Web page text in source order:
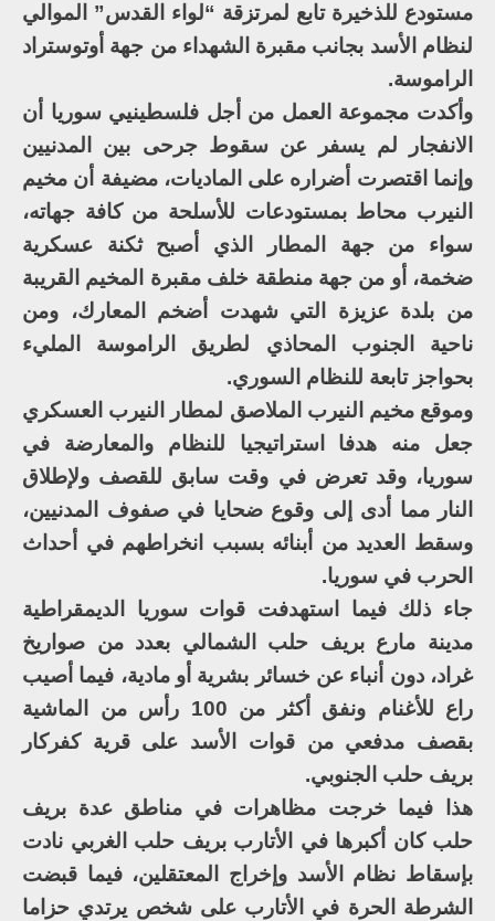
مستودع للذخيرة تابع لمرتزقة “لواء القدس” الموالي
لنظام الأسد بجانب مقبرة الشهداء من جهة أوتوستراد
الراموسة.
وأكدت مجموعة العمل من أجل فلسطينيي سوريا أن
الانفجار لم يسفر عن سقوط جرحى بين المدنيين
وإنما اقتصرت أضراره على الماديات، مضيفة أن مخيم
النيرب محاط بمستودعات للأسلحة من كافة جهاته،
سواء من جهة المطار الذي أصبح ثكنة عسكرية
ضخمة، أو من جهة منطقة خلف مقبرة المخيم القريبة
من بلدة عزيزة التي شهدت أضخم المعارك، ومن
ناحية الجنوب المحاذي لطريق الراموسة المليء
بحواجز تابعة للنظام السوري.
وموقع مخيم النيرب الملاصق لمطار النيرب العسكري
جعل منه هدفا استراتيجيا للنظام والمعارضة في
سوريا، وقد تعرض في وقت سابق للقصف ولإطلاق
النار مما أدى إلى وقوع ضحايا في صفوف المدنيين،
وسقط العديد من أبنائه بسبب انخراطهم في أحداث
الحرب في سوريا.
جاء ذلك فيما استهدفت قوات سوريا الديمقراطية
مدينة مارع بريف حلب الشمالي بعدد من صواريخ
غراد، دون أنباء عن خسائر بشرية أو مادية، فيما أصيب
راع للأغنام ونفق أكثر من 100 رأس من الماشية
بقصف مدفعي من قوات الأسد على قرية كفركار
بريف حلب الجنوبي.
هذا فيما خرجت مظاهرات في مناطق عدة بريف
حلب كان أكبرها في الأتارب بريف حلب الغربي نادت
بإسقاط نظام الأسد وإخراج المعتقلين، فيما قبضت
الشرطة الحرة في الأتارب على شخص يرتدي حزاما